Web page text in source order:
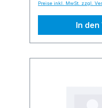
Preise inkl. MwSt. zzgl.
In